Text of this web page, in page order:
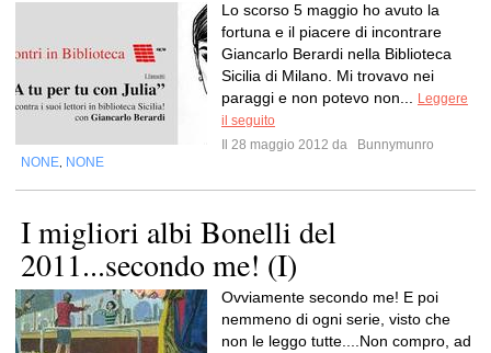
Lo scorso 5 maggio ho avuto la
fortuna e il piacere di incontrare
Giancarlo Berardi nella Biblioteca
Sicilia di Milano. Mi trovavo nei
paraggi e non potevo non...
Leggere
il seguito
Il 28 maggio 2012 da
Bunnymunro
NONE NONE
I migliori albi Bonelli del
2011...secondo me! (I)
Ovviamente secondo me! E poi
nemmeno di ogni serie, visto che
non le leggo tutte....Non compro, ad